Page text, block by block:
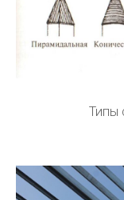
Типы